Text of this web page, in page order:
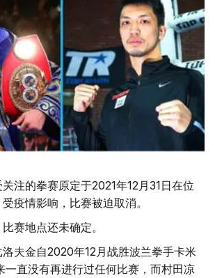
注的拳赛原定于2021年12月31日在位
疫情影响，比赛被迫取消。
赛地点还未确定。
夫金自2020年12月战胜波兰拳手卡米
一直没有再进行过任何比赛，而村田凉